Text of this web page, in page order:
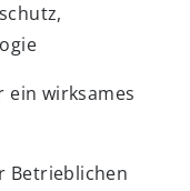
ein wirksames
Betrieblichen